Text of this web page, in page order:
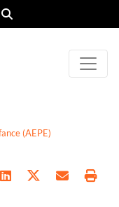
(AEPE)